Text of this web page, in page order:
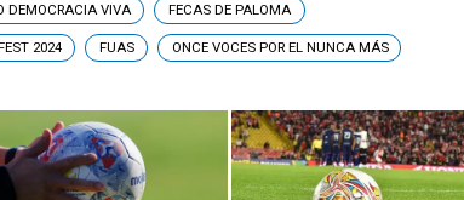
DEMOCRACIA VIVA FECAS DE PALOMA
2024 FUAS ONCE VOCES POR EL NUNCA MÁS